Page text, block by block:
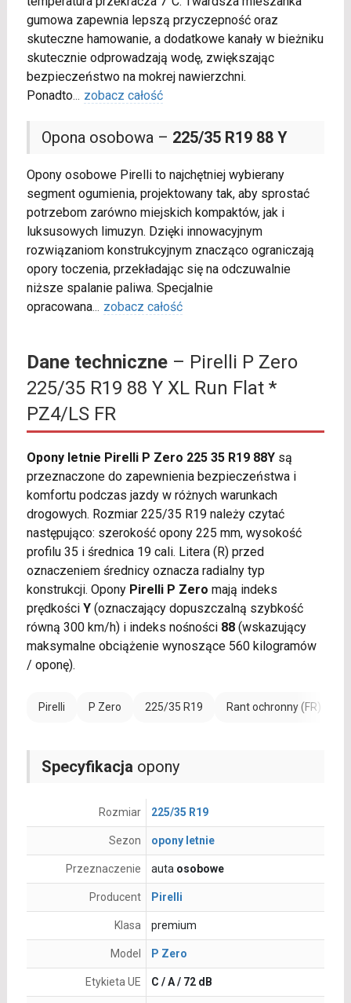
gumowa zapewnia lepszą przyczepność oraz
skuteczne hamowanie, a dodatkowe kanały w bieżniku
skutecznie odprowadzają wodę, zwiększając
bezpieczeństwo na mokrej nawierzchni.
Ponadto... zobacz całość
Opona osobowa – 225/35 R19 88 Y
Opony osobowe Pirelli to najchętniej wybierany
segment ogumienia, projektowany tak, aby sprostać
potrzebom zarówno miejskich kompaktów, jak i
luksusowych limuzyn. Dzięki innowacyjnym
rozwiązaniom konstrukcyjnym znacząco ograniczają
opory toczenia, przekładając się na odczuwalnie
niższe spalanie paliwa. Specjalnie
opracowana... zobacz całość
Dane techniczne– Pirelli P Zero
225/35 R19 88 Y XL Run Flat *
PZ4/LS FR
Opony letnie Pirelli P Zero 225 35 R19 88Ysą
przeznaczone do zapewnienia bezpieczeństwa i
komfortu podczas jazdy w różnych warunkach
drogowych. Rozmiar 225/35 R19 należy czytać
następująco: szerokość opony 225 mm, wysokość
profilu 35 i średnica 19 cali. Litera (R) przed
oznaczeniem średnicy oznacza radialny typ
konstrukcji. Opony Pirelli P Zero mają indeks
prędkości Y(oznaczający dopuszczalną szybkość
równą 300 km/h) i indeks nośności 88(wskazujący
maksymalne obciążenie wynoszące 560 kilogramów
/ oponę).
Pirelli P Zero 225/35 R19 Rant ochronny (FR)
Specyfikacja opony
Rozmiar 225/35 R19
Sezon opony letnie
Przeznaczenie auta osobowe
Producent Pirelli
Klasa premium
Model P Zero
Etykieta UE C / A / 72 dB